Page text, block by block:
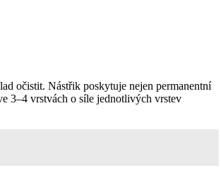
očistit. Nástřik poskytuje nejen permanentní
3–4 vrstvách o síle jednotlivých vrstev